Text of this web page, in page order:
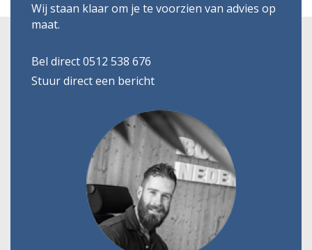
Wij staan klaar om je te voorzien van advies op
maat.
Bel direct 0512 538 676
Stuur direct een bericht